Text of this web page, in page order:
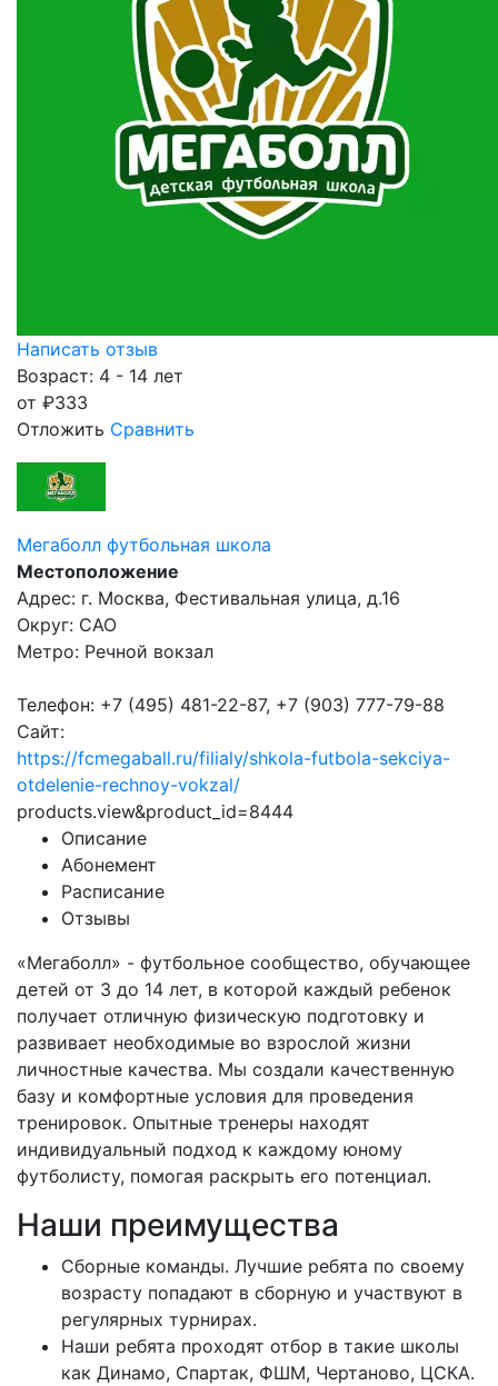
Написать отзыв
Возраст: 4 - 14 лет
от ₽333
Отложить Сравнить
Мегаболл футбольная школа
Местоположение
Адрес: г. Москва, Фестивальная улица, д.16
Округ: САО
Метро: Речной вокзал
Телефон: +7 (495) 481-22-87, +7 (903) 777-79-88
Сайт:
https://fcmegaball.ru/filialy/shkola-futbola-sekciya-
otdelenie-rechnoy-vokzal/
products.view&product_id=8444
Описание
Абонемент
Расписание
Отзывы
«Мегаболл» - футбольное сообщество, обучающее
детей от 3 до 14 лет, в которой каждый ребенок
получает отличную физическую подготовку и
развивает необходимые во взрослой жизни
личностные качества. Мы создали качественную
базу и комфортные условия для проведения
тренировок. Опытные тренеры находят
индивидуальный подход к каждому юному
футболисту, помогая раскрыть его потенциал.
Наши преимущества
Сборные команды. Лучшие ребята по своему
возрасту попадают в сборную и участвуют в
регулярных турнирах.
Наши ребята проходят отбор в такие школы
как Динамо, Спартак, ФШМ, Чертаново, ЦСКА.